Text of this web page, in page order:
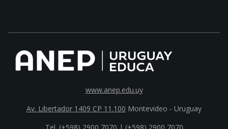
www.anep.edu.uy
Av. Libertador 1409 CP 11.100 Montevideo - Uruguay